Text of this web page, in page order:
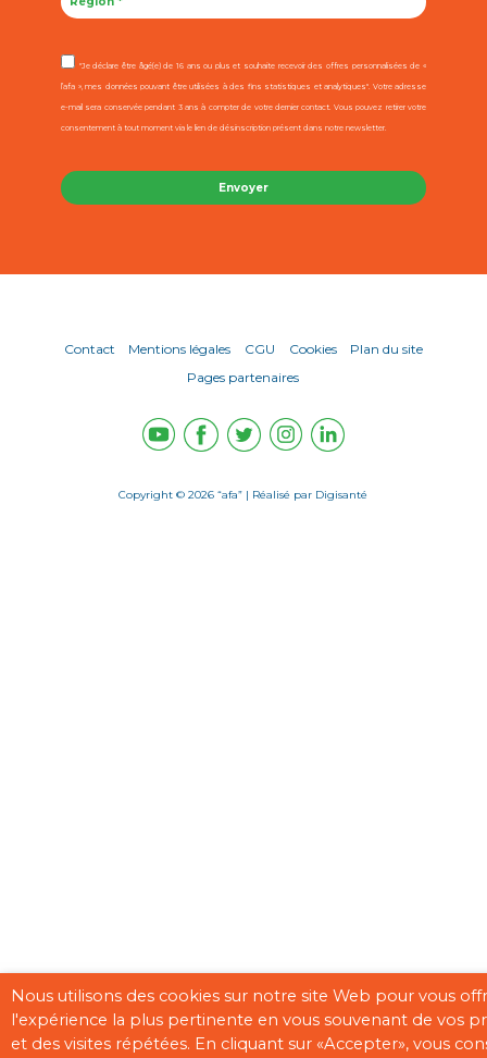
"Je déclare être âgé(e) de 16 ans ou plus et souhaite recevoir des offres personnalisées de «
l’afa », mes données pouvant être utilisées à des fins statistiques et analytiques". Votre adresse
e-mail sera conservée pendant 3 ans à compter de votre dernier contact. Vous pouvez retirer votre
consentement à tout moment via le lien de désinscription présent dans notre newsletter.
Contact Mentions légales CGU Cookies
Plan du site
Pages partenaires
Copyright © 2026 “afa” | Réalisé par Digisanté
Nous utilisons des cookies sur notre site Web pour vous
l'expérience la plus pertinente en vous souvenant de vos
et des visites répétées. En cliquant sur «Accepter», vous